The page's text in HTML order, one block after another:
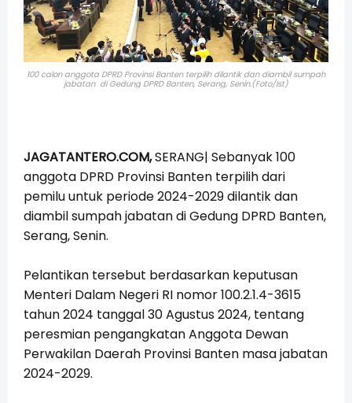
100 calon anggota DPRD Provinsi Banten terpilih dilantik dan diambil sumpah
jabatan di Gedung DPRD Banten, Serang, Senin.(Foto/Ist)
JAGATANTERO.COM,SERANG| Sebanyak 100
anggota DPRD Provinsi Banten terpilih dari
pemilu untuk periode 2024-2029 dilantik dan
diambil sumpah jabatan di Gedung DPRD Banten,
Serang, Senin.
Pelantikan tersebut berdasarkan keputusan
Menteri Dalam Negeri RI nomor 100.2.1.4-3615
tahun 2024 tanggal 30 Agustus 2024, tentang
peresmian pengangkatan Anggota Dewan
Perwakilan Daerah Provinsi Banten masa jabatan
2024-2029.